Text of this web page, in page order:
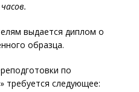
выдается диплом о
образца.
по
требуется следующее: